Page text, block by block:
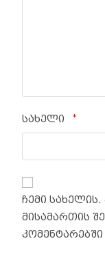
სახელი *
ჩემი
მისამართის